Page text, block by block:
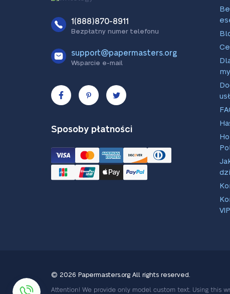
1(888)870-8911
Bezpłatny numer telefonu
support@papermasters.org
Wsparcie e-mail
Sposoby płatności
my
VIP
© 2026 Papermasters.org All rights reserved.